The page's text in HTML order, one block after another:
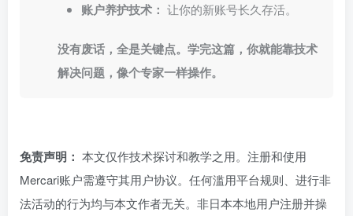
账户养护技术： 让你的新账号长久存活。
没有废话，全是关键点。学完这篇，你就能靠技术
解决问题，像个专家一样操作。
免责声明： 本文仅作技术探讨和教学之用。注册和使用
Mercari账户需遵守其用户协议。任何滥用平台规则、进行非
法活动的行为均与本文作者无关。非日本本地用户注册并操